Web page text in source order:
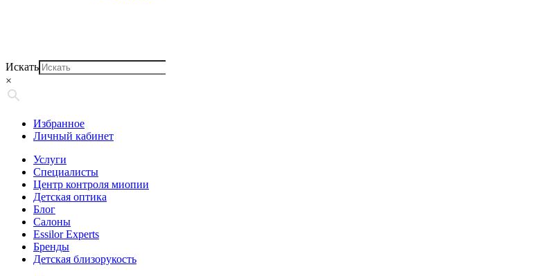
Искать
×
Избранное
Личный кабинет
Услуги
Специалисты
Центр контроля миопии
Детская оптика
Блог
Салоны
Essilor Experts
Бренды
Детская близорукость